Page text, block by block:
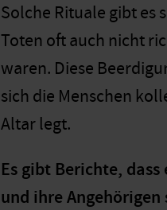
Solche Rituale gibt es
Toten oft auch nicht
waren. Diese
sich die Menschen
Altar legt.
Es gibt Berichte,
und ihre